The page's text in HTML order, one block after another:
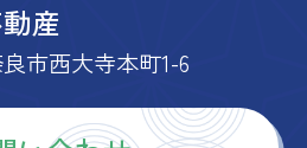
産
市西大寺本町1-6